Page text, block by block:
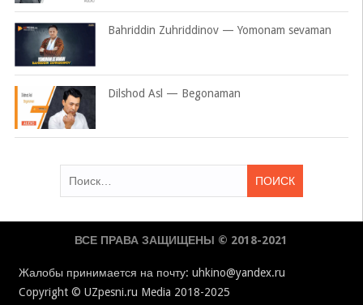
Bahriddin Zuhriddinov — Yomonam sevaman
Dilshod Asl — Begonaman
ВСЕ ПРАВА ЗАЩИЩЕНЫ © 2018-2021
Жалобы принимается на почту: uhkino@yandex.ru
Copyright © UZpesni.ru Media 2018-2025